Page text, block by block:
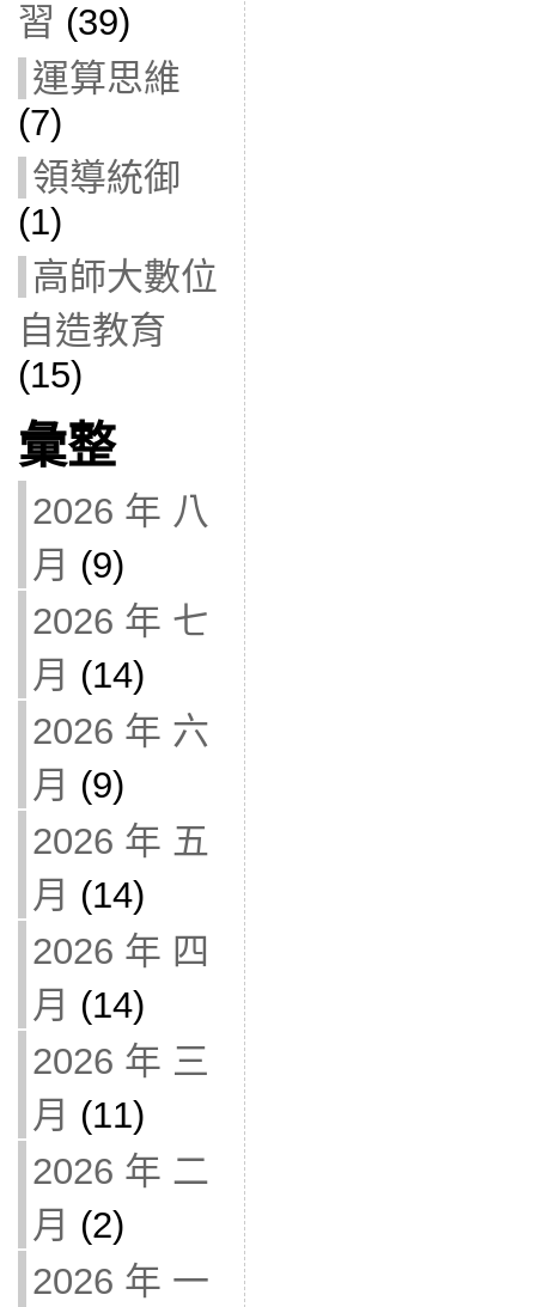
習 (39)
運算思維
(7)
領導統御
(1)
高師大數位
自造教育
(15)
彙整
2026 年 八
月 (9)
2026 年 七
月 (14)
2026 年 六
月 (9)
2026 年 五
月 (14)
2026 年 四
月 (14)
2026 年 三
月 (11)
2026 年 二
月 (2)
2026 年 一